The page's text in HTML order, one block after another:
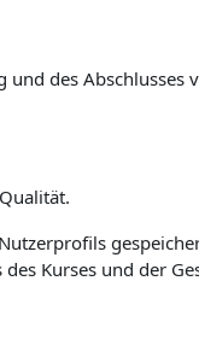
des Abschlusses
Kurses und der